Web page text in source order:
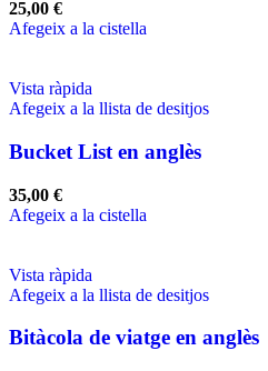
25,00 €
Afegeix a la cistella
Vista ràpida
Afegeix a la llista de desitjos
Bucket List en anglès
35,00 €
Afegeix a la cistella
Vista ràpida
Afegeix a la llista de desitjos
Bitàcola de viatge en anglès